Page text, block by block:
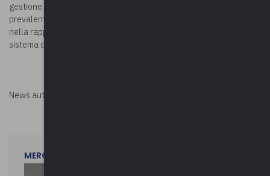
gestione di ogni amministrazione rappresenta l’elemento
prevalente per la contabilizzazione, valutazione ed esposizione
nella rappresentazione dei fatti amministrativi nei documenti del
sistema di bilancio”.
News autorizzata da
MERCOLEDì 29 LUGLIO 2026